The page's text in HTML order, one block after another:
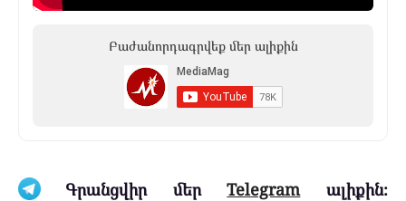
Բաժանորդագրվեք մեր ալիքին
Գրանցվիր մերTelegramալիքին։